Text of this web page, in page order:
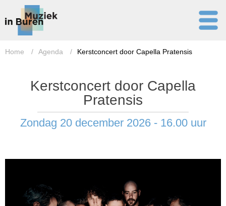
Home / Agenda / Kerstconcert door Capella Pratensis
Kerstconcert door Capella
Pratensis
Zondag 20 december 2026 - 16.00 uur